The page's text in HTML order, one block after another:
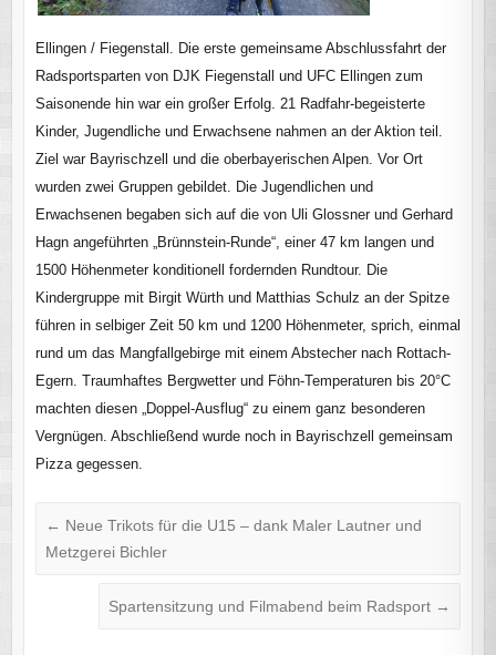
Ellingen / Fiegenstall. Die erste gemeinsame Abschlussfahrt der
Radsportsparten von DJK Fiegenstall und UFC Ellingen zum
Saisonende hin war ein großer Erfolg. 21 Radfahr-begeisterte
Kinder, Jugendliche und Erwachsene nahmen an der Aktion teil.
Ziel war Bayrischzell und die oberbayerischen Alpen. Vor Ort
wurden zwei Gruppen gebildet. Die Jugendlichen und
Erwachsenen begaben sich auf die von Uli Glossner und Gerhard
Hagn angeführten „Brünnstein-Runde“, einer 47 km langen und
1500 Höhenmeter konditionell fordernden Rundtour. Die
Kindergruppe mit Birgit Würth und Matthias Schulz an der Spitze
führen in selbiger Zeit 50 km und 1200 Höhenmeter, sprich, einmal
rund um das Mangfallgebirge mit einem Abstecher nach Rottach-
Egern. Traumhaftes Bergwetter und Föhn-Temperaturen bis 20°C
machten diesen „Doppel-Ausflug“ zu einem ganz besonderen
Vergnügen. Abschließend wurde noch in Bayrischzell gemeinsam
Pizza gegessen.
← Neue Trikots für die U15 – dank Maler Lautner und
Metzgerei Bichler
Spartensitzung und Filmabend beim Radsport →